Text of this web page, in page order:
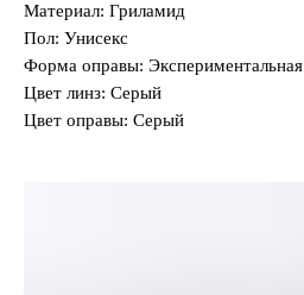
Материал: Гриламид
Пол: Унисекс
Форма оправы: Экспериментальная
Цвет линз: Серый
Цвет оправы: Серый